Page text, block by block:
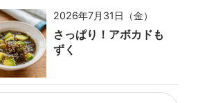
2026年7月31日（金）
さっぱり！アボカドも
ずく